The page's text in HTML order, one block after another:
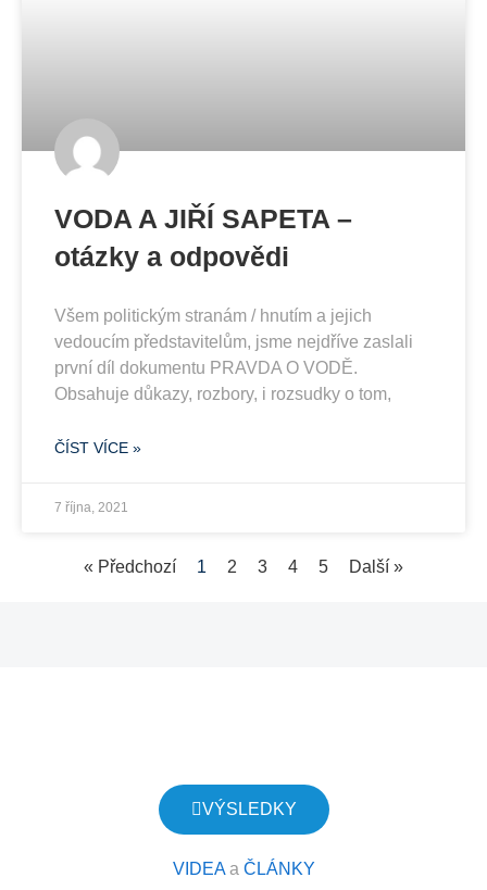
VODA A JIŘÍ SAPETA –
otázky a odpovědi
Všem politickým stranám / hnutím a jejich
vedoucím představitelům, jsme nejdříve zaslali
první díl dokumentu PRAVDA O VODĚ.
Obsahuje důkazy, rozbory, i rozsudky o tom,
ČÍST VÍCE »
7 října, 2021
« Předchozí 1 2 3 4 5 Další »
VÝSLEDKY
VIDEAa ČLÁNKY